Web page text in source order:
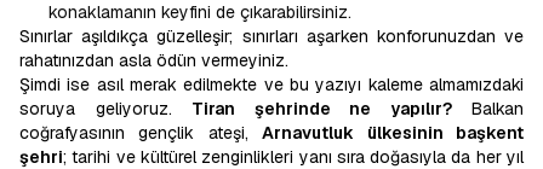
konaklamanın keyfini de çıkarabilirsiniz.
Sınırlar aşıldıkça güzelleşir; sınırları aşarken konforunuzdan ve
rahatınızdan asla ödün vermeyiniz.
Şimdi ise asıl merak edilmekte ve bu yazıyı kaleme almamızdaki
soruya geliyoruz. Tiran şehrinde ne yapılır?Balkan
coğrafyasının gençlik ateşi,Arnavutluk ülkesinin başkent
şehri; tarihi ve kültürel zenginlikleri yanı sıra doğasıyla da her yıl